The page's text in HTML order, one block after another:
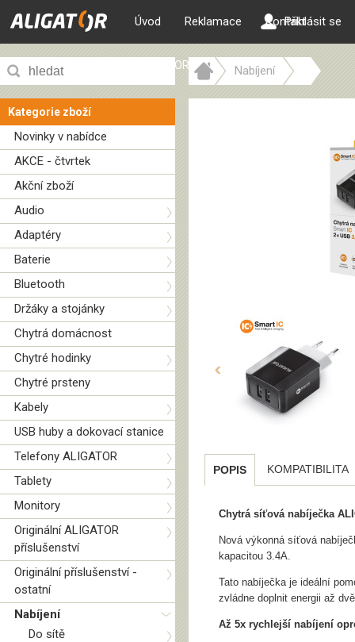
Úvod Reklamace Kontakt
ALIGATOR web
Přihlásit se
Kategorie zboží
Novinky v nabídce
AKCE - čtvrtek
Akční zboží
Audio
Adaptéry
Baterie
Bluetooth
Držáky a stojánky
Chytrá domácnost
Chytré hodinky
Chytré prsteny
Kabely
USB huby a dokovací stanice
Telefony ALIGATOR
Tablety
Monitory
Originální ALIGATOR
příslušenství
Originální příslušenství -
ostatní
Nabíjení
Do sítě
Nabíjení
‹
POPIS KOMPATIBILITA
Chytrá síťová nabíječka
Nová výkonná síťová
kapacitou 3.4A.
Tato nabíječka je ideální
zvládne doplnit energii až
Až 5x rychlejší nabíjení